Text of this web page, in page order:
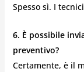
Spesso sì. I
6. È possibile
preventivo?
Certamente, è il